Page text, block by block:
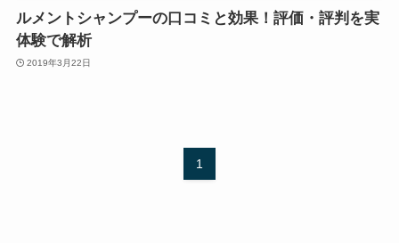
ルメントシャンプーの口コミと効果！評価・評判を実
体験で解析
2019年3月22日
1